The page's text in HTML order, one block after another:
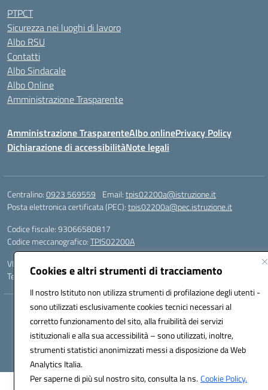
Cookies e altri strumenti di tracciamento
Il nostro Istituto non utilizza strumenti di profilazione degli utenti -
sono utilizzati esclusivamente cookies tecnici necessari al
corretto funzionamento del sito, alla fruibilità dei servizi
istituzionali e alla sua accessibilità – sono utilizzati, inoltre,
strumenti statistici anonimizzati messi a disposizione da Web
Analytics Italia.
Per saperne di più sul nostro sito, consulta la ns.Cookie Policy.
PTPCT
Sicurezza nei luoghi di lavoro
Albo RSU
Contatti
Albo Sindacale
Albo Online
Amministrazione Trasparente
Amministrazione TrasparenteAlbo onlinePrivacy Policy
Dichiarazione di accessibilitàNote legali
Centralino:0923 569559 Email:tpis02200a@istruzione.it
Posta elettronica certificata (PEC):tpis02200a@pec.istruzione.it
Codice fiscale: 93066580817
Codice meccanografico:TPIS02200A
VIA CESARÒ, 36 - 91016 ERICE - CASA SANTA (TP)
Telefono: 0923569559
Hosting & Powered by 3D Solution S.r.l.
Concept & Design by Designers Italia